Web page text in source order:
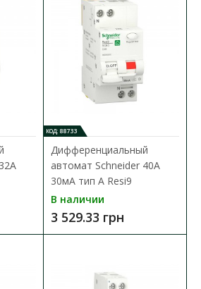
выключатель Resi9.
1P+N с 1 защищенным по..
В сравнения
В закладки
КОД: 88733
Дифференциальный
автомат Schneider 40А
30мА тип А Resi9
В наличии
3 529.33 грн